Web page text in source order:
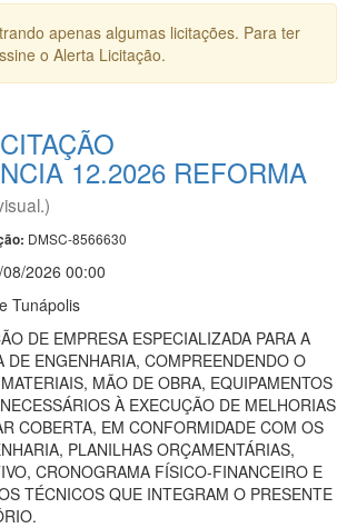
apenas algumas licitações. Para ter
o Alerta Licitação.
12.2026 REFORMA
DMSC-8566630
08/2026 00:00
Tunápolis
DE EMPRESA ESPECIALIZADA PARA A
DE ENGENHARIA, COMPREENDENDO O
MÃO DE OBRA, EQUIPAMENTOS
À EXECUÇÃO DE MELHORIAS
COBERTA, EM CONFORMIDADE COM OS
PLANILHAS ORÇAMENTÁRIAS,
CRONOGRAMA FÍSICO-FINANCEIRO E
TÉCNICOS QUE INTEGRAM O PRESENTE